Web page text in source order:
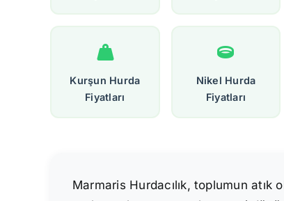
Kurşun Hurda
Fiyatları
Nikel Hurda
Fiyatları
Marmaris Hurdacılık, toplumun atık